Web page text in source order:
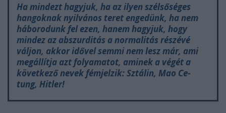
Ha mindezt hagyjuk, ha az ilyen szélsőséges
hangoknak nyilvános teret engedünk, ha nem
háborodunk fel ezen, hanem hagyjuk, hogy
mindez az abszurditás a normalitás részévé
váljon, akkor idővel semmi nem lesz már, ami
megállítja azt folyamatot, aminek a végét a
következő nevek fémjelzik: Sztálin, Mao Ce-
tung, Hitler!